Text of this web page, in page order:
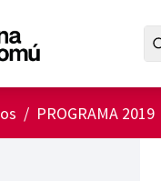
/ PROGRAMA 2019